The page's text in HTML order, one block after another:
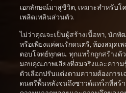
เอกลักษณ์มาสู่ชีวิต, เหมาะสำหรับโ
เพลิดเพลินส่วนตัว.
ไม่ว่าคุณจะเป็นผู้สร้างเนื้อหา, นักพั
หรือเพียงแค่คนรักดนตรี, ห้องสมุดเพ
ตอบโจทย์ทุกคน. ทุกแทร็กถูกสร้างด้
มอบคุณภาพเสียงที่สมจริงและความ
ตัวเลือกปรับแต่งตามความต้องการ
ดนตรีพื้นหลังจนถึงซาวด์แทร็กที่สร้